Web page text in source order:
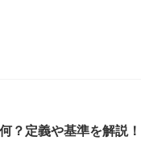
？定義や基準を解説